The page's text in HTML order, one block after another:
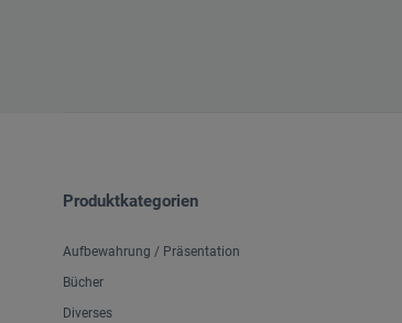
Produktkategorien
Aufbewahrung / Präsentation
Bücher
Diverses